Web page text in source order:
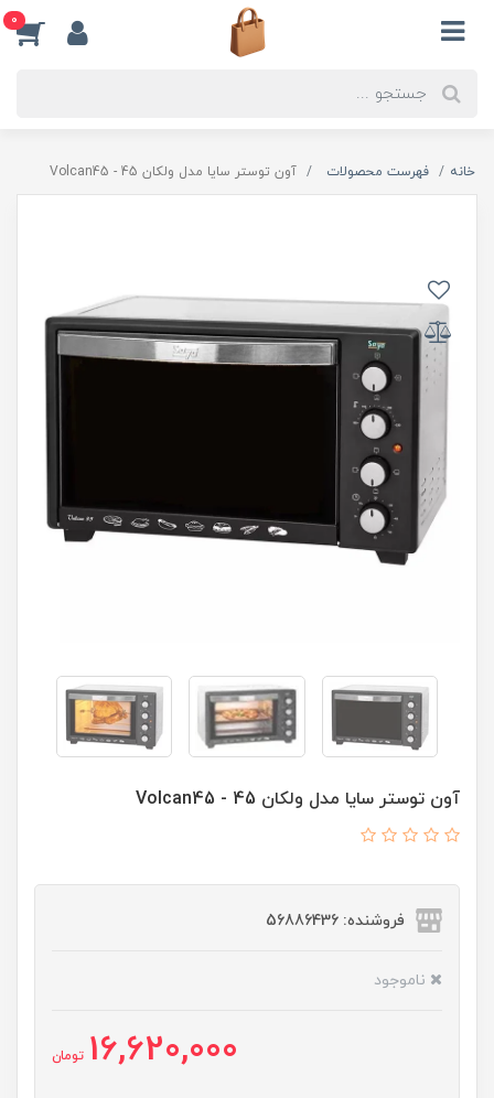
0
خانه فهرست محصولات آون توستر سایا مدل ولکان 45 - Volcan45
آون توستر سایا مدل ولکان 45 - Volcan45
فروشنده: 56886436
ناموجود
16,620,000 تومان